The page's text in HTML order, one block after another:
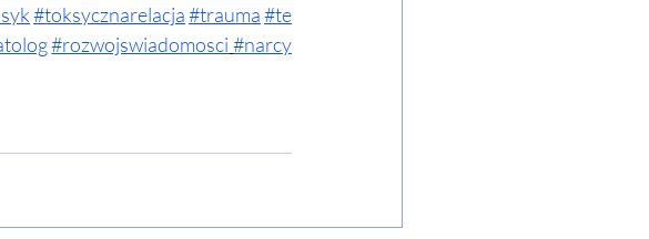
#toksycznarelacja#trauma#te
#rozwojswiadomosci #narcy